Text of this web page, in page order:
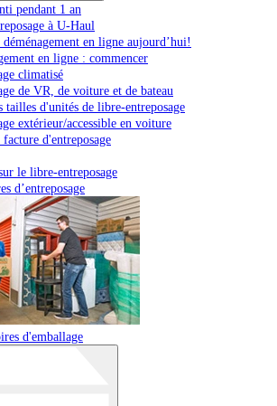
pendant 1 an
à U-Haul
en ligne aujourd’hui!
en ligne : commencer
climatisé
de VR, de voiture et de bateau
tailles d'unités de libre-entreposage
extérieur/accessible en voiture
d'entreposage
le libre-entreposage
d’entreposage
d'emballage